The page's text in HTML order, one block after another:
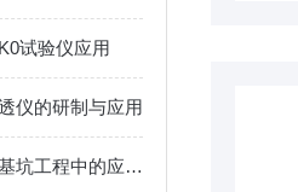
试验仪应用
仪的研制与应用
真三轴试验仪在深基坑工程中的应用与分析